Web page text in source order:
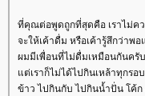
ที่คุณต่อพูดถูกที่สุดคือ เราไม่ค
จะให้เค้าดื่ม หรือเค้ารู้สึกว่าพ
ผมมีเพื่อนที่ไม่ดื่มเหมือนกันครั
ต่เราก็ไม่ได้ไปกินเหล้าทุกรอ
ข้าว ไปกินกับ ไปกินน้ำปั่น โค้